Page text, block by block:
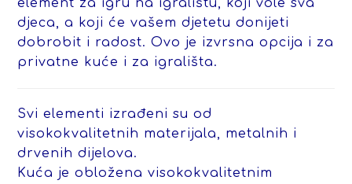
djeca, a koji će vašem djetetu donijeti
dobrobit i radost. Ovo je izvrsna opcija i za
privatne kuće i za igrališta.
Svi elementi izrađeni su od
visokokvalitetnih materijala, metalnih i
drvenih dijelova.
Kuća je obložena visokokvalitetnim